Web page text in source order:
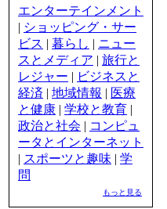
エンターテインメント
| ショッピング・サー
ビス | 暮らし | ニュー
スとメディア | 旅行と
レジャー | ビジネスと
経済 | 地域情報 | 医療
と健康 | 学校と教育 |
政治と社会 | コンピュ
ータとインターネット
| スポーツと趣味 | 学
問
もっと見る